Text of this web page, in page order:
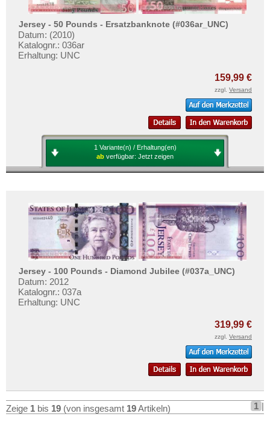
Jersey - 50 Pounds - Ersatzbanknote (#036ar_UNC)
Datum: (2010)
Katalognr.: 036ar
Erhaltung: UNC
159,99 €
zzgl. Versand
1 Variante(n) / Erhaltung(en)
ab verfügbar: Jetzt zeigen
Jersey - 100 Pounds - Diamond Jubilee (#037a_UNC)
Datum: 2012
Katalognr.: 037a
Erhaltung: UNC
319,99 €
zzgl. Versand
Zeige 1 bis 19 (von insgesamt 19Artikeln) 1 |